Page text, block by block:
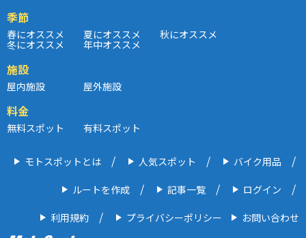
季節
春にオススメ 夏にオススメ 秋にオススメ
冬にオススメ 年中オススメ
施設
屋内施設 屋外施設
料金
無料スポット 有料スポット
モトスポットとは 人気スポット バイク用品
ルートを作成 記事一覧 ログイン
利用規約 プライバシーポリシー
お問い合わせ